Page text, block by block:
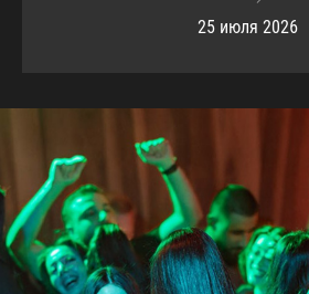
25 июля 2026